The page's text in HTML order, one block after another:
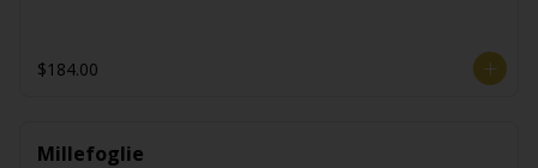
$184.00
Millefoglie